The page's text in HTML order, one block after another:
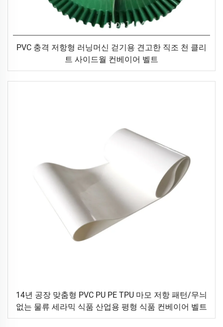
PVC 충격 저항형 러닝머신 걷기용 견고한 직조 천 클리
트 사이드월 컨베이어 벨트
14년 공장 맞춤형 PVC PU PE TPU 마모 저항 패턴/무늬
없는 물류 세라믹 식품 산업용 평형 식품 컨베이어 벨트